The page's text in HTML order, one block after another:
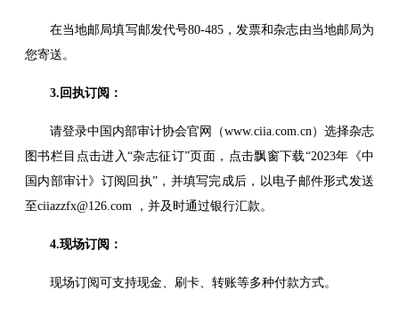
在当地邮局填写邮发代号80-485，发票和杂志由当地邮局为
您寄送。
3.回执订阅：
请登录中国内部审计协会官网（www.ciia.com.cn）选择杂志
图书栏目点击进入“杂志征订”页面，点击飘窗下载“2023年《中
国内部审计》订阅回执”，并填写完成后，以电子邮件形式发送
至ciiazzfx@126.com ，并及时通过银行汇款。
4.现场订阅：
现场订阅可支持现金、刷卡、转账等多种付款方式。